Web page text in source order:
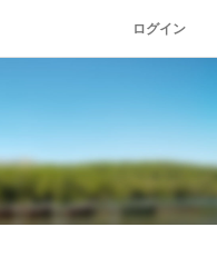
ログイン